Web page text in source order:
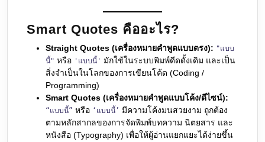
โปร
(หรือ
ทำคุณ
ปวด
หัว)
Smart Quotes คืออะไร?
Straight Quotes (เครื่องหมายคำพูดแบบตรง): "แบบ
นี้" หรือ 'แบบนี้' มักใช้ในระบบพิมพ์ดีดดั้งเดิม และเป็น
สิ่งจำเป็นในโลกของการเขียนโค้ด (Coding /
Programming)
Smart Quotes (เครื่องหมายคำพูดแบบโค้ง/ดีไซน์):
“แบบนี้” หรือ ‘แบบนี้’ มีความโค้งมนสวยงาม ถูกต้อง
ตามหลักสากลของการจัดพิมพ์บทความ นิตยสาร และ
หนังสือ (Typography) เพื่อให้ผู้อ่านแยกแยะได้ง่ายขึ้น